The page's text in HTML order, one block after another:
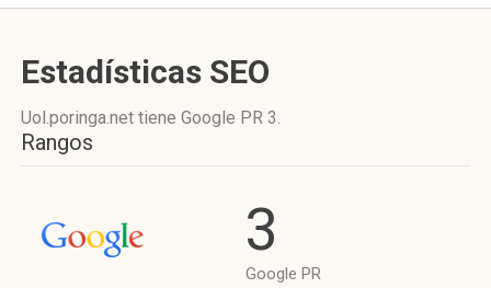
Estadísticas SEO
Uol.poringa.net tiene Google PR 3.
Rangos
3
Google PR